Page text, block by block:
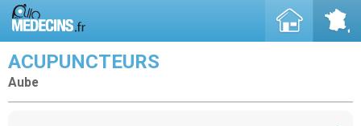
ACUPUNCTEURS
Aube